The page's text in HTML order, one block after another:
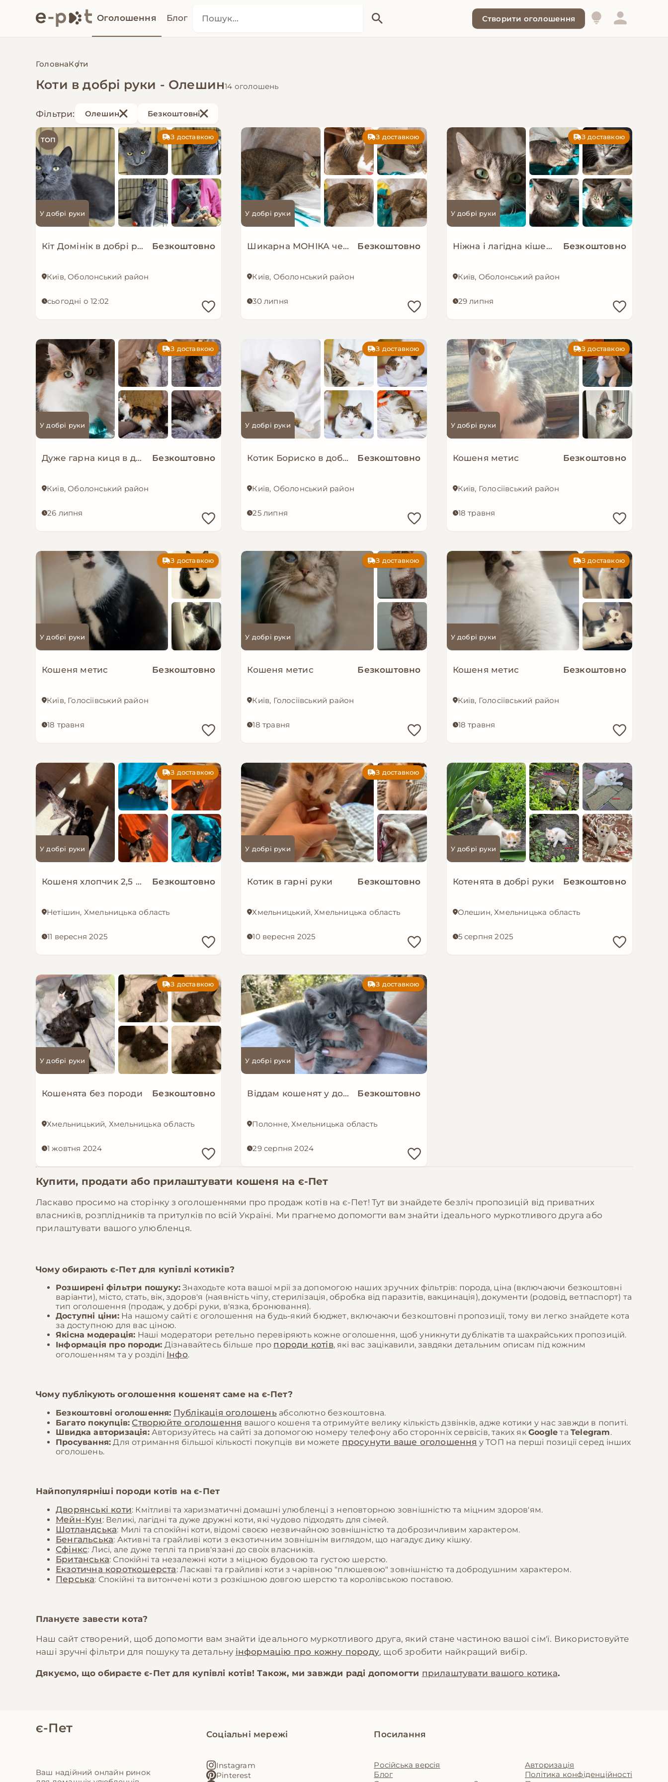
Оголошення Блог Створити оголошення
ГоловнаКоти
Коти в добрі руки - Олешин14 оголошень
Фільтри: Олешин Безкоштовні
ТОП З доставкою
У добрі руки
Кіт Домінік в добрі руки! Безкоштовно
Київ, Оболонський район
сьогодні о 12:02
З доставкою
У добрі руки
Шикарна МОНІКА чекає! Безкоштовно
Київ, Оболонський район
30 липня
З доставкою
У добрі руки
Ніжна і лагідна кішечка в добрі руки! Безкоштовно
Київ, Оболонський район
29 липня
З доставкою
У добрі руки
Дуже гарна киця в добрі руки! Безкоштовно
Київ, Оболонський район
26 липня
З доставкою
У добрі руки
Котик Бориско в добрі руки! Безкоштовно
Київ, Оболонський район
25 липня
З доставкою
У добрі руки
Кошеня метис Безкоштовно
Київ, Голосіївський район
18 травня
З доставкою
У добрі руки
Кошеня метис Безкоштовно
Київ, Голосіївський район
18 травня
З доставкою
У добрі руки
Кошеня метис Безкоштовно
Київ, Голосіївський район
18 травня
З доставкою
У добрі руки
Кошеня метис Безкоштовно
Київ, Голосіївський район
18 травня
З доставкою
У добрі руки
Кошеня хлопчик 2,5 міс чорний Безкоштовно
Нетішин, Хмельницька область
11 вересня 2025
З доставкою
У добрі руки
Котик в гарні руки Безкоштовно
Хмельницький, Хмельницька область
10 вересня 2025
У добрі руки
Котенята в добрі руки Безкоштовно
Олешин, Хмельницька область
5 серпня 2025
З доставкою
У добрі руки
Кошенята без породи Безкоштовно
Хмельницький, Хмельницька область
1 жовтня 2024
З доставкою
У добрі руки
Віддам кошенят у добрі руки Безкоштовно
Полонне, Хмельницька область
29 серпня 2024
Купити, продати або прилаштувати кошеня на є-Пет
Ласкаво просимо на сторінку з оголошеннями про продаж котів на є-Пет! Тут ви знайдете безліч пропозицій від приватних
власників, розплідників та притулків по всій Україні. Ми прагнемо допомогти вам знайти ідеального муркотливого друга або
прилаштувати вашого улюбленця.
Чому обирають є-Петдля купівлі котиків?
Розширені фільтри пошуку: Знаходьте кота вашої мрії за допомогою наших зручних фільтрів: порода, ціна (включаючи безкоштовні
варіанти), місто, стать, вік, здоров'я (наявність чіпу, стерилізація, обробка від паразитів, вакцинація), документи (родовід, ветпаспорт) та
тип оголошення (продаж, у добрі руки, в'язка, бронювання).
Доступні ціни:На нашому сайті є оголошення на будь-який бюджет, включаючи безкоштовні пропозиції, тому ви легко знайдете кота
за доступною для вас ціною.
Якісна модерація: Наші модератори ретельно перевіряють кожне оголошення, щоб уникнути дублікатів та шахрайських пропозицій.
Інформація про породи: Дізнавайтесь більше про породи котів, які вас зацікавили, завдяки детальним описам під кожним
оголошенням та у розділі Інфо.
Чому публікують оголошення кошенят саме на є-Пет?
Безкоштовні оголошення: Публікація оголошеньабсолютно безкоштовна.
Багато покупців: Створюйте оголошення вашого кошеня та отримуйте велику кількість дзвінків, адже котики у нас завжди в попиті.
Швидка авторизація:Авторизуйтесь на сайті за допомогою номеру телефону або сторонніх сервісів, таких якGoogle таTelegram.
Просування: Для отримання більшої кількості покупців ви можете просунути ваше оголошення у ТОП на перші позиції серед інших
оголошень.
Найпопулярніші породи котів нає-Пет
Дворянські коти: Кмітливі та харизматичні домашні улюбленці з неповторною зовнішністю та міцним здоров'ям.
Мейн-Кун : Великі, лагідні та дуже дружні коти, які чудово підходять для сімей.
Шотландська: Милі та спокійні коти, відомі своєю незвичайною зовнішністю та доброзичливим характером.
Бенгальська: Активні та грайливі коти з екзотичним зовнішнім виглядом, що нагадує дику кішку.
Сфінкс: Лисі, але дуже теплі та прив'язані до своїх власників.
Британська: Спокійні та незалежні коти з міцною будовою та густою шерстю.
Екзотична короткошерста: Ласкаві та грайливі коти з чарівною "плюшевою" зовнішністю та добродушним характером.
Перська: Спокійні та витончені коти з розкішною довгою шерстю та королівською поставою.
Плануєте завести кота?
Наш сайт створений, щоб допомогти вам знайти ідеального муркотливого друга, який стане частиною вашої сім'ї. Використовуйте
наші зручні фільтри для пошуку та детальну інформацію про кожну породу, щоб зробити найкращий вибір.
Дякуємо, що обираєтеє-Пет для купівлі котів! Також, ми завжди раді допомогти прилаштувати вашого котика.
є-Пет
Ваш надійний онлайн ринок
Соціальні мережі
Instagram
Pinterest
Посилання
Російська версія
Блог
Авторизація
Політика конфіденційності